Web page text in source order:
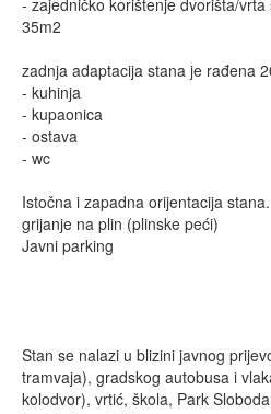
- zajedničko korištenje dvorišta/
35m2
zadnja adaptacija stana je rađena
- kuhinja
- kupaonica
- ostava
- wc
Istočna i zapadna orijentacija stana.
grijanje na plin (plinske peći)
Javni parking
Stan se nalazi u blizini javnog
tramvaja), gradskog autobusa i
kolodvor), vrtić, škola, Park